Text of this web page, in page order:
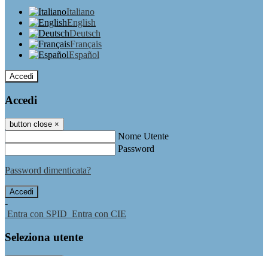
Italiano
English
Deutsch
Français
Español
Accedi
Accedi
button close ×
Nome Utente
Password
Password dimenticata?
-
Entra con SPID Entra con CIE
Seleziona utente